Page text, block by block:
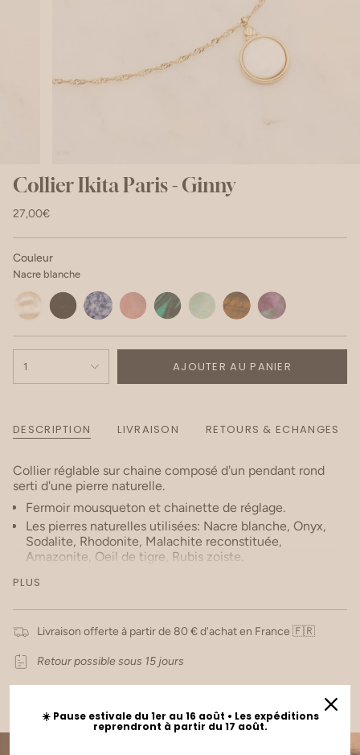
Collier Ikita Paris - Ginny
27,00€
Couleur
Nacre blanche
Nacre
blanche
Onyx SodaliteRhodoniteMalachiteAmazonite
Oeil
de
tigre
Rubis
zoisite
1 AJOUTER AU PANIER
DESCRIPTION LIVRAISON RETOURS & ECHANGES
Collier réglable sur chaine composé d'un pendant rond
serti d'une pierre naturelle.
Fermoir mousqueton et chainette de réglage.
Les pierres naturelles utilisées: Nacre blanche, Onyx,
Sodalite, Rhodonite, Malachite reconstituée,
Amazonite, Oeil de tigre, Rubis zoiste.
Matière : Acier inoxydable. Hypoallergénique, ce bijou
résiste à l'eau et ne se noircit pas.
Dimensions: 40+5 cm.
Note: Étant des pierres naturelles, leurs couleurs
PLUS
Livraison offerte à partir de 80 € d'achat en France 🇫🇷
Retour possible sous 15 jours
☀️ Pause estivale du 1er au 16 août • Les expéditions
reprendront à partir du 17 août.